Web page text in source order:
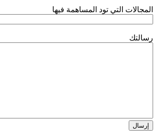
المجالات التي تود المساهمة فيها
رسالتك